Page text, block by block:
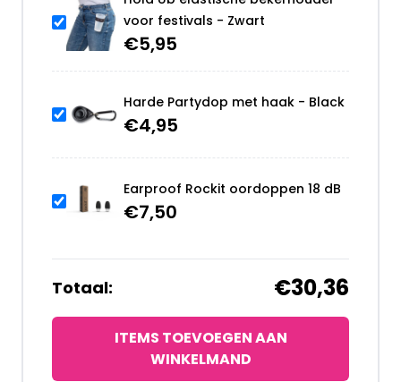
voor festivals - Zwart
€5,95
Harde Partydop met haak - Black
€4,95
Earproof Rockit oordoppen 18 dB
€7,50
Totaal: €30,36
ITEMS TOEVOEGEN AAN
WINKELMAND